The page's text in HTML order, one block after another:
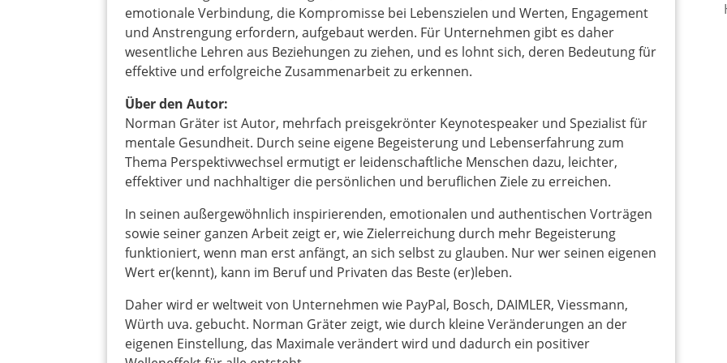
emotionale Verbindung, die Kompromisse bei Lebenszielen und Werten, Engagement
und Anstrengung erfordern, aufgebaut werden. Für Unternehmen gibt es daher
wesentliche Lehren aus Beziehungen zu ziehen, und es lohnt sich, deren Bedeutung für
effektive und erfolgreiche Zusammenarbeit zu erkennen.
Über den Autor:
Norman Gräter ist Autor, mehrfach preisgekrönter Keynotespeaker und Spezialist für
mentale Gesundheit. Durch seine eigene Begeisterung und Lebenserfahrung zum
Thema Perspektivwechsel ermutigt er leidenschaftliche Menschen dazu, leichter,
effektiver und nachhaltiger die persönlichen und beruflichen Ziele zu erreichen.
In seinen außergewöhnlich inspirierenden, emotionalen und authentischen Vorträgen
sowie seiner ganzen Arbeit zeigt er, wie Zielerreichung durch mehr Begeisterung
funktioniert, wenn man erst anfängt, an sich selbst zu glauben. Nur wer seinen eigenen
Wert er(kennt), kann im Beruf und Privaten das Beste (er)leben.
Daher wird er weltweit von Unternehmen wie PayPal, Bosch, DAIMLER, Viessmann,
Würth uva. gebucht. Norman Gräter zeigt, wie durch kleine Veränderungen an der
eigenen Einstellung, das Maximale verändert wird und dadurch ein positiver